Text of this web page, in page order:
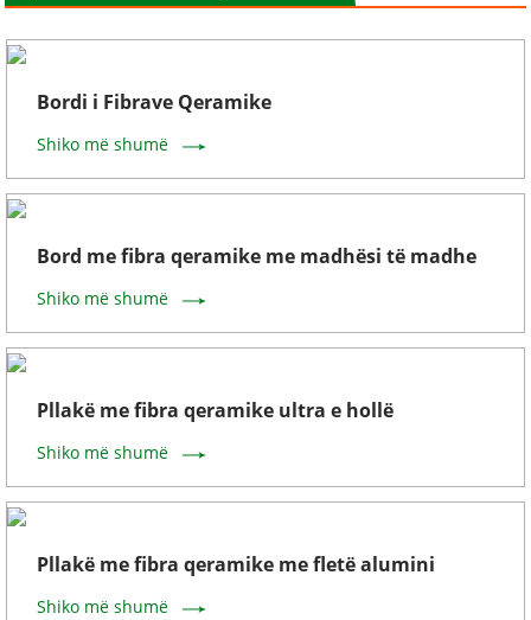
Bordi i Fibrave Qeramike
Shiko më shumë
Bord me fibra qeramike me madhësi të madhe
Shiko më shumë
Pllakë me fibra qeramike ultra e hollë
Shiko më shumë
Pllakë me fibra qeramike me fletë alumini
Shiko më shumë